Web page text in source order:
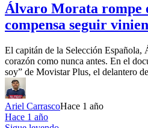
Álvaro Morata rompe
compensa seguir
El capitán de la Selección Española,
corazón como nunca antes. En el
soy” de Movistar Plus, el delantero
Ariel CarrascoHace 1 año
Hace 1 año